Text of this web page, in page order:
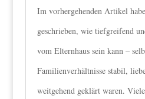
Im vorhergehenden Artikel
geschrieben, wie tiefgreifend
vom Elternhaus sein kann –
Familienverhältnisse stabil,
weitgehend geklärt waren.